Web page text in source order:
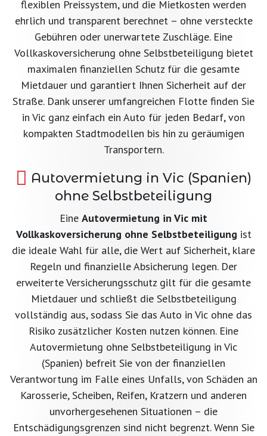
flexiblen Preissystem, und die Mietkosten werden
ehrlich und transparent berechnet – ohne versteckte
Gebühren oder unerwartete Zuschläge. Eine
Vollkaskoversicherung ohne Selbstbeteiligung bietet
maximalen finanziellen Schutz für die gesamte
Mietdauer und garantiert Ihnen Sicherheit auf der
Straße. Dank unserer umfangreichen Flotte finden Sie
in Vic ganz einfach ein Auto für jeden Bedarf, von
kompakten Stadtmodellen bis hin zu geräumigen
Transportern.
Autovermietung in Vic (Spanien)
ohne Selbstbeteiligung
Eine Autovermietung in Vic mit
Vollkaskoversicherung ohne Selbstbeteiligung ist
die ideale Wahl für alle, die Wert auf Sicherheit, klare
Regeln und finanzielle Absicherung legen. Der
erweiterte Versicherungsschutz gilt für die gesamte
Mietdauer und schließt die Selbstbeteiligung
vollständig aus, sodass Sie das Auto in Vic ohne das
Risiko zusätzlicher Kosten nutzen können. Eine
Autovermietung ohne Selbstbeteiligung in Vic
(Spanien) befreit Sie von der finanziellen
Verantwortung im Falle eines Unfalls, von Schäden an
Karosserie, Scheiben, Reifen, Kratzern und anderen
unvorhergesehenen Situationen – die
Entschädigungsgrenzen sind nicht begrenzt. Wenn Sie